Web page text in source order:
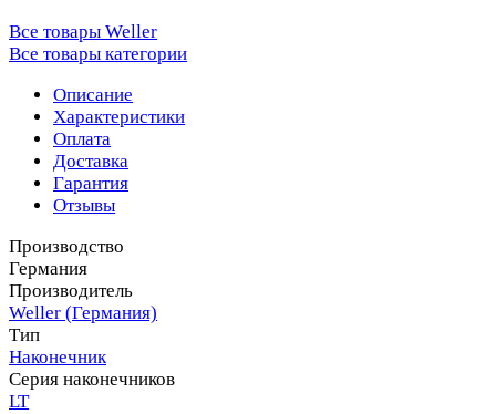
Все товары Weller
Все товары категории
Описание
Характеристики
Оплата
Доставка
Гарантия
Отзывы
Производство
Германия
Производитель
Weller (Германия)
Тип
Наконечник
Серия наконечников
LT